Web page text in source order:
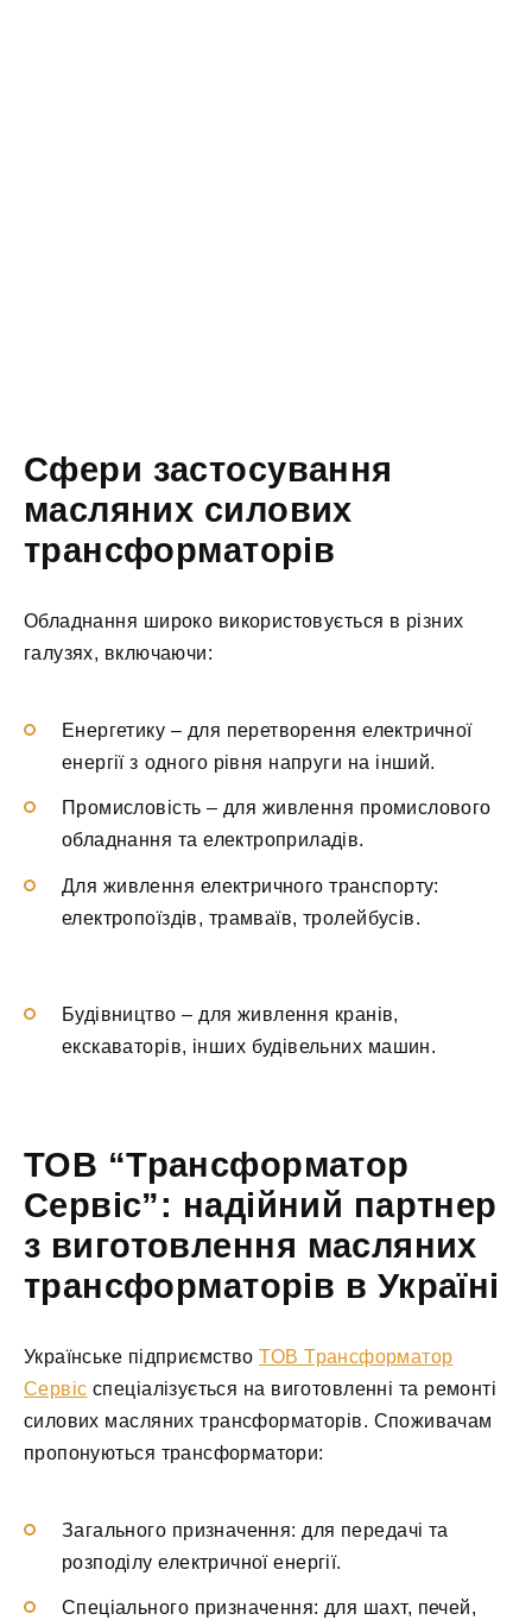
Сфери застосування
масляних силових
трансформаторів
Обладнання широко використовується в різних
галузях, включаючи:
Енергетику – для перетворення електричної
енергії з одного рівня напруги на інший.
Промисловість – для живлення промислового
обладнання та електроприладів.
Для живлення електричного транспорту:
електропоїздів, трамваїв, тролейбусів.
Будівництво – для живлення кранів,
екскаваторів, інших будівельних машин.
ТОВ “Трансформатор
Сервіс”: надійний партнер
з виготовлення масляних
трансформаторів в Україні
Українське підприємствоТОВ Трансформатор
Сервіс спеціалізується на виготовленні та ремонті
силових масляних трансформаторів. Споживачам
пропонуються трансформатори:
Загального призначення: для передачі та
розподілу електричної енергії.
Спеціального призначення: для шахт, печей,